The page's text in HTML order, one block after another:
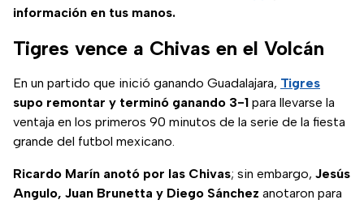
información en tus manos.
Tigres vence a Chivas en el Volcán
En un partido que inició ganando Guadalajara, Tigres
supo remontar y terminó ganando 3-1 para llevarse la
ventaja en los primeros 90 minutos de la serie de la fiesta
grande del futbol mexicano.
Ricardo Marín anotó por las Chivas; sin embargo, Jesús
Angulo, Juan Brunetta y Diego Sánchez anotaron para